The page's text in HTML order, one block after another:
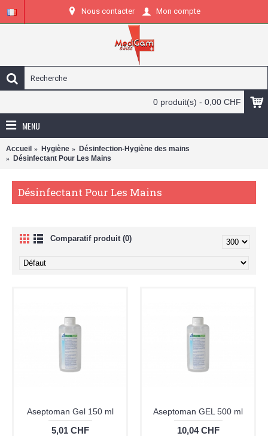
Nous contacter Mon compte
0 produit(s) - 0,00 CHF
MENU
Accueil Hygiène
Désinfection-Hygiène des mains
Désinfectant Pour Les Mains
Désinfectant Pour Les Mains
Comparatif produit (0)
Aseptoman Gel 150 ml
5,01 CHF
Aseptoman GEL 500 ml
10,04 CHF